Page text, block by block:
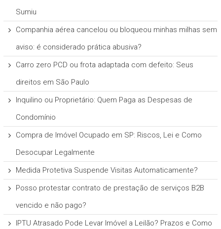
Sumiu
Companhia aérea cancelou ou bloqueou minhas milhas sem
aviso: é considerado prática abusiva?
Carro zero PCD ou frota adaptada com defeito: Seus
direitos em São Paulo
Inquilino ou Proprietário: Quem Paga as Despesas de
Condomínio
Compra de Imóvel Ocupado em SP: Riscos, Lei e Como
Desocupar Legalmente
Medida Protetiva Suspende Visitas Automaticamente?
Posso protestar contrato de prestação de serviços B2B
vencido e não pago?
IPTU Atrasado Pode Levar Imóvel a Leilão? Prazos e Como